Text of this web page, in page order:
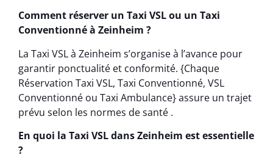
Comment réserver un Taxi VSL ou un Taxi
Conventionné à Zeinheim ?
La Taxi VSL à Zeinheim s’organise à l’avance pour
garantir ponctualité et conformité. {Chaque
Réservation Taxi VSL, Taxi Conventionné, VSL
Conventionné ou Taxi Ambulance} assure un trajet
prévu selon les normes de santé .
En quoi la Taxi VSL dans Zeinheim est essentielle
?